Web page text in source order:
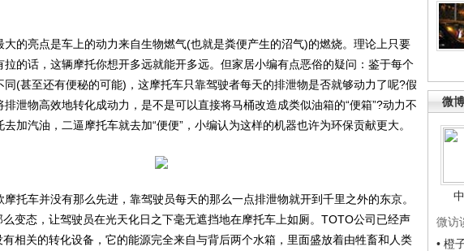
微
微访
• 橙
亮点是车上的动力来自生物燃气(也就是粪便产生的沼气)的燃烧。理论上只要
拉的话，这辆摩托你想开多远就能开多远。但家居小编有点恶俗的疑问：鉴于每个
同(甚至还有便秘的可能)，这摩托车只靠驾驶者每天的排泄物是否就够动力了呢?假
泄物高效地转化成动力，是不是可以直接将马桶改造成类似油箱的“便箱”?动力不
加汽油，二逼摩托车就去加“便便”，小编认为这样的机器也许为环保贡献更大。
车并没有那么先进，靠驾驶员每天的那么一点排泄物就开到千里之外的东京。
变态，让驾驶员在光天化日之下毫无遮挡地在摩托车上如厕。TOTO公司已经声
相关的转化设备，它的能源完全来自与背后两个水箱，里面盛放着由牲畜和人类